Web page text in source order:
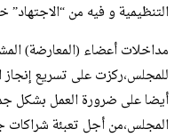
التنظيمية و فيه من “الاجتهاد”
مداخلات أعضاء (المعارضة)
للمجلس،ركزت على تسريع إنجاز
أيضا على ضرورة العمل بشكل
المجلس،من أجل تعبئة شراكات